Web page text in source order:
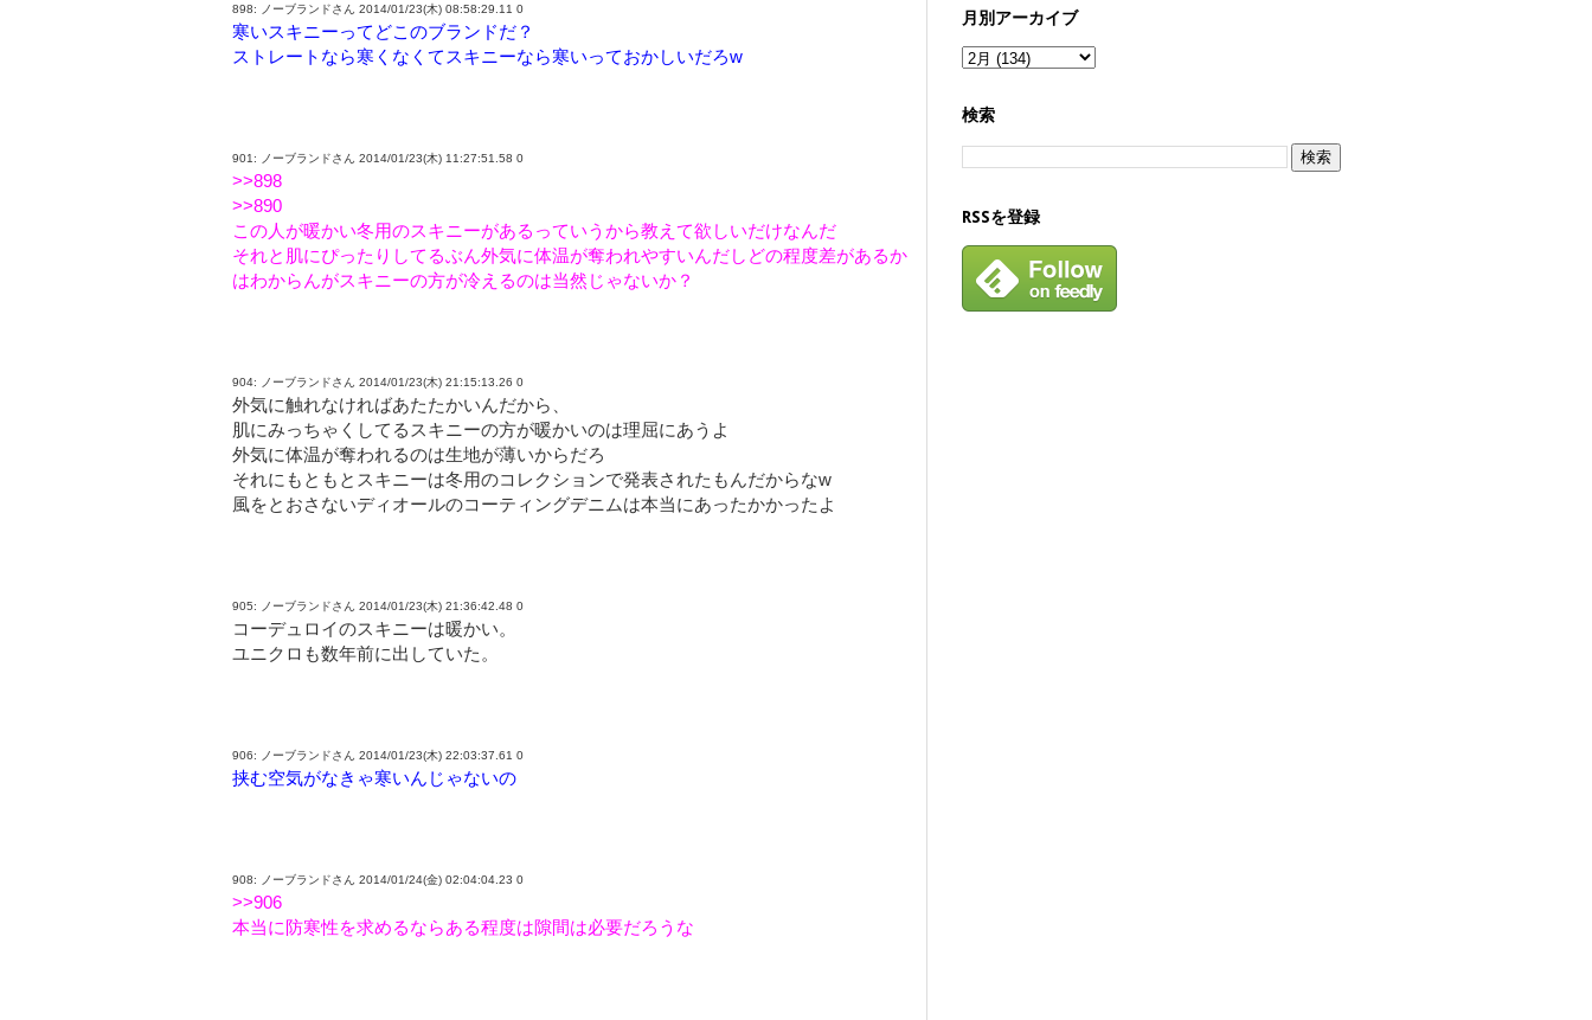
898: ノーブランドさん 2014/01/23(木) 08:58:29.11 0
寒いスキニーってどこのブランドだ？
ストレートなら寒くなくてスキニーなら寒いっておかしいだろw
901: ノーブランドさん 2014/01/23(木) 11:27:51.58 0
>>898
>>890
この人が暖かい冬用のスキニーがあるっていうから教えて欲しいだけなんだ
それと肌にぴったりしてるぶん外気に体温が奪われやすいんだしどの程度差があるか
はわからんがスキニーの方が冷えるのは当然じゃないか？
904: ノーブランドさん 2014/01/23(木) 21:15:13.26 0
外気に触れなければあたたかいんだから、
肌にみっちゃくしてるスキニーの方が暖かいのは理屈にあうよ
外気に体温が奪われるのは生地が薄いからだろ
それにもともとスキニーは冬用のコレクションで発表されたもんだからなw
風をとおさないディオールのコーティングデニムは本当にあったかかったよ
905: ノーブランドさん 2014/01/23(木) 21:36:42.48 0
コーデュロイのスキニーは暖かい。
ユニクロも数年前に出していた。
906: ノーブランドさん 2014/01/23(木) 22:03:37.61 0
挟む空気がなきゃ寒いんじゃないの
908: ノーブランドさん 2014/01/24(金) 02:04:04.23 0
>>906
本当に防寒性を求めるならある程度は隙間は必要だろうな
月別アーカイブ
検索
RSSを登録